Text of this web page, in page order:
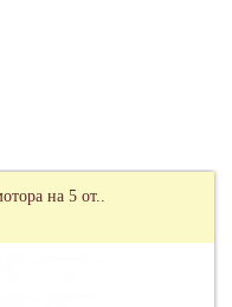
на 5 от..